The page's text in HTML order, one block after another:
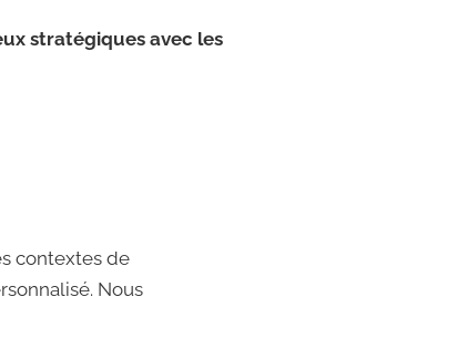
stratégiques avec les
contextes de
Nous